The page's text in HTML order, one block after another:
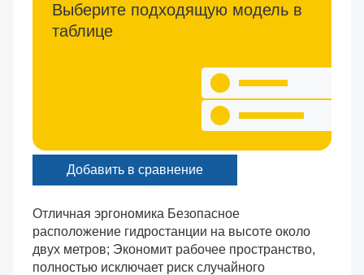
Отличная эргономика Безопасное
расположение гидростанции на высоте около
двух метров; Экономит рабочее пространство,
полностью исключает риск случайного
Выберите подходящую модель в
таблице
Добавить в сравнение